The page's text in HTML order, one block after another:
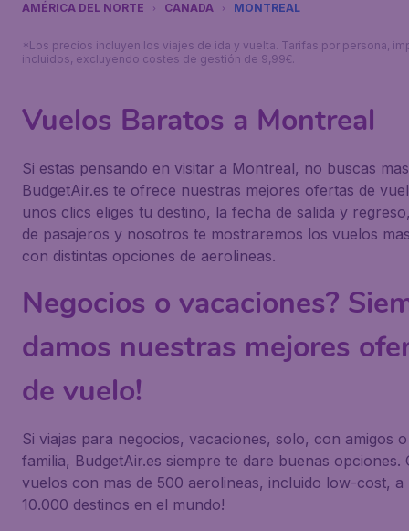
AMÉRICA DEL NORTE CANADA MONTREAL
*Los precios incluyen los viajes de ida y vuelta. Tarifas por persona,
incluidos, excluyendo costes de gestión de 9,99€.
Vuelos Baratos a Montreal
Si estas pensando en visitar a Montreal, no buscas
BudgetAir.es te ofrece nuestras mejores ofertas de
unos clics eliges tu destino, la fecha de salida y
de pasajeros y nosotros te mostraremos los vuelos
con distintas opciones de aerolineas.
Negocios o vacaciones?
damos nuestras mejores
de vuelo!
Si viajas para negocios, vacaciones, solo, con amigos
familia, BudgetAir.es siempre te dare buenas opciones.
vuelos con mas de 500 aerolineas, incluido low-cost, a
10.000 destinos en el mundo!